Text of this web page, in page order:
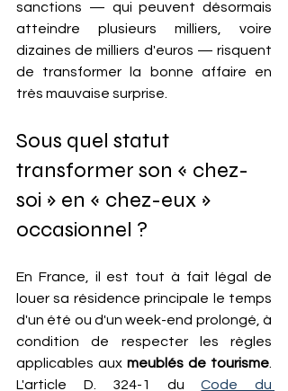
sanctions — qui peuvent désormais
atteindre plusieurs milliers, voire
dizaines de milliers d'euros — risquent
de transformer la bonne affaire en
très mauvaise surprise.
Sous quel statut
transformer son « chez-
soi » en « chez-eux »
occasionnel ?
En France, il est tout à fait légal de
louer sa résidence principale le temps
d'un été ou d'un week-end prolongé, à
condition de respecter les règles
applicables aux meublés de tourisme
L'article D. 324-1 du Code du